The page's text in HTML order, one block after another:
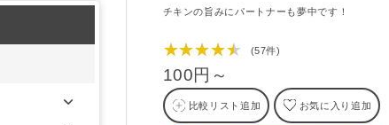
チキンの旨みにパートナーも夢中です！
★★★★★ (57件)
100円～
比較リスト追加 お気に入り追加